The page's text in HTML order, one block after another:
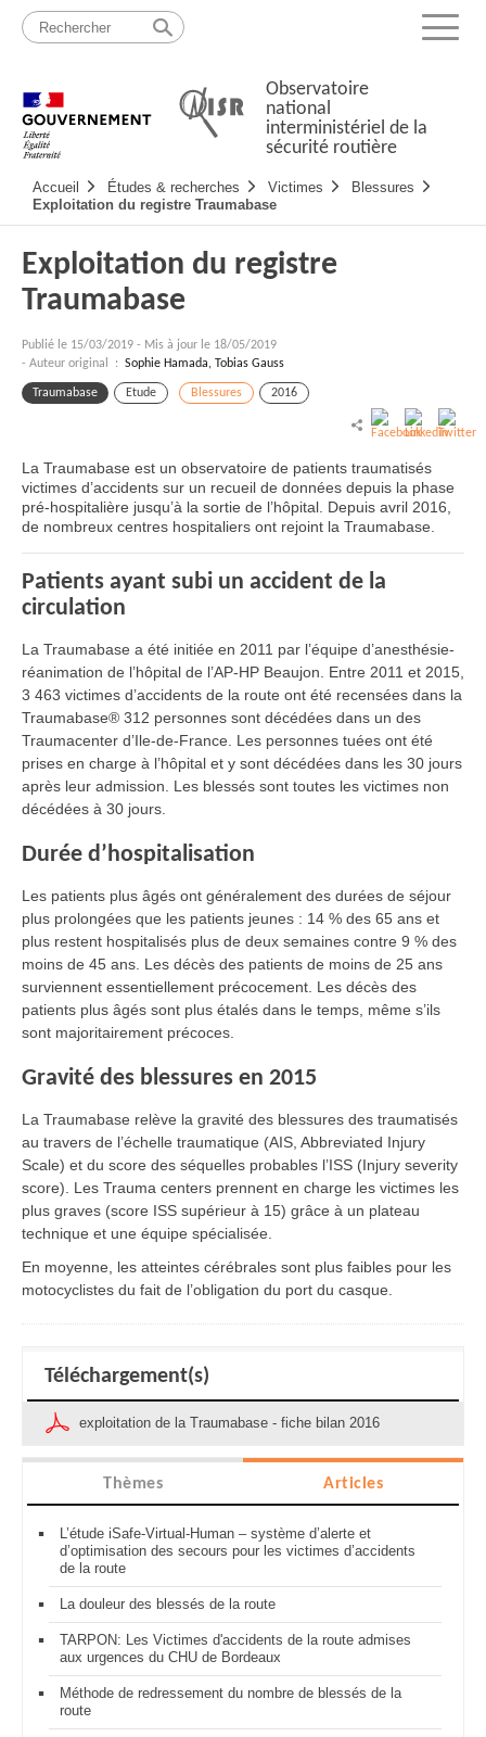
Passer
contenu
Menu
Observatoire
national
interministériel de la
sécurité routière
principale
Accueil Études & recherches Victimes
Blessures
Exploitation du registre Traumabase
Exploitation du registre
Traumabase
Publié le 15/03/2019 - Mis à jour le 18/05/2019
- Auteur original : Sophie Hamada, Tobias Gauss
Traumabase Etude Blessures 2016
La Traumabase est un observatoire de patients traumatisés
victimes d’accidents sur un recueil de données depuis la phase
pré-hospitalière jusqu’à la sortie de l’hôpital. Depuis avril 2016,
de nombreux centres hospitaliers ont rejoint la Traumabase.
Patients ayant subi un accident de la
circulation
La Traumabase a été initiée en 2011 par l’équipe d’anesthésie-
réanimation de l’hôpital de l’AP-HP Beaujon. Entre 2011 et 2015,
3 463 victimes d’accidents de la route ont été recensées dans la
Traumabase® 312 personnes sont décédées dans un des
Traumacenter d’Ile-de-France. Les personnes tuées ont été
prises en charge à l’hôpital et y sont décédées dans les 30 jours
après leur admission. Les blessés sont toutes les victimes non
décédées à 30 jours.
Durée d’hospitalisation
Les patients plus âgés ont généralement des durées de séjour
plus prolongées que les patients jeunes : 14 % des 65 ans et
plus restent hospitalisés plus de deux semaines contre 9 % des
moins de 45 ans. Les décès des patients de moins de 25 ans
surviennent essentiellement précocement. Les décès des
patients plus âgés sont plus étalés dans le temps, même s’ils
sont majoritairement précoces.
Gravité des blessures en 2015
La Traumabase relève la gravité des blessures des traumatisés
au travers de l’échelle traumatique (AIS, Abbreviated Injury
Scale) et du score des séquelles probables l’ISS (Injury severity
score). Les Trauma centers prennent en charge les victimes les
plus graves (score ISS supérieur à 15) grâce à un plateau
technique et une équipe spécialisée.
En moyenne, les atteintes cérébrales sont plus faibles pour les
motocyclistes du fait de l’obligation du port du casque.
Téléchargement(s)
exploitation de la Traumabase - fiche bilan 2016
Thèmes Articles
L’étude iSafe-Virtual-Human – système d’alerte et
d’optimisation des secours pour les victimes d’accidents
de la route
La douleur des blessés de la route
TARPON: Les Victimes d'accidents de la route admises
aux urgences du CHU de Bordeaux
Méthode de redressement du nombre de blessés de la
route